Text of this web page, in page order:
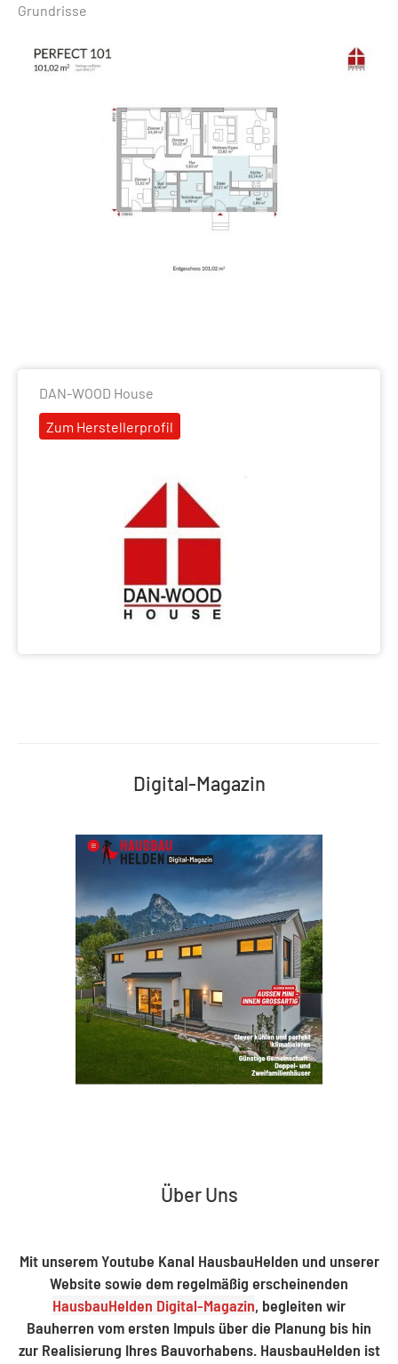
Grundrisse
DAN-WOOD House
Zum Herstellerprofil
Digital-Magazin
Über Uns
Mit unserem Youtube Kanal HausbauHelden und unserer
Website sowie dem regelmäßig erscheinenden
HausbauHelden Digital-Magazin, begleiten wir
Bauherren vom ersten Impuls über die Planung bis hin
zur Realisierung Ihres Bauvorhabens. HausbauHelden ist